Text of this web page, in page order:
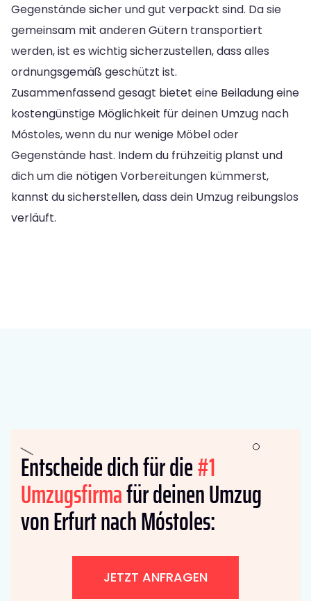
Gegenstände sicher und gut verpackt sind. Da sie
gemeinsam mit anderen Gütern transportiert
werden, ist es wichtig sicherzustellen, dass alles
ordnungsgemäß geschützt ist.
Zusammenfassend gesagt bietet eine Beiladung eine
kostengünstige Möglichkeit für deinen Umzug nach
Móstoles, wenn du nur wenige Möbel oder
Gegenstände hast. Indem du frühzeitig planst und
dich um die nötigen Vorbereitungen kümmerst,
kannst du sicherstellen, dass dein Umzug reibungslos
verläuft.
Entscheide dich für die#1
Umzugsfirmafür deinen Umzug
von Erfurt nach Móstoles:
JETZT ANFRAGEN